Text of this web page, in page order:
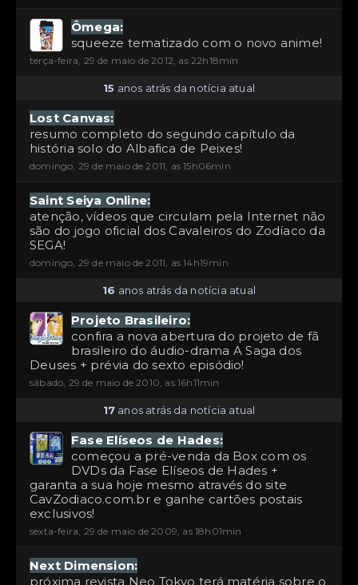
Ômega:
squeeze tematizado com o novo anime!
terça-feira, 29 de maio de 2012, as 22h18min
15 anos atrás da notícia atual
Lost Canvas:
resumo completo do segundo capítulo da
história solo do Albafica de Peixes!
domingo, 29 de maio de 2011, as 15h06min
Saint Seiya Online:
atenção, vídeos que circulam pela Internet não
são do jogo oficial dos Cavaleiros do Zodíaco da
SEGA!
domingo, 29 de maio de 2011, as 14h19min
16 anos atrás da notícia atual
Projeto Brasileiro:
confira a nova abertura do projeto de fã
brasileiro do áudio-drama A Saga dos
Deuses + prévia do sexto episódio!
sábado, 29 de maio de 2010, as 16h11min
17anos atrás da notícia atual
Fase Elíseos de Hades:
começou a pré-venda da Box com os
DVDs da Fase Elíseos de Hades +
garanta a sua hoje mesmo através do site
CavZodiaco.com.br e ganhe cartões postais
exclusivos!
sexta-feira, 29 de maio de 2009, as 18h01min
Next Dimension:
próxima revista Neo Tokyo terá matéria sobre o